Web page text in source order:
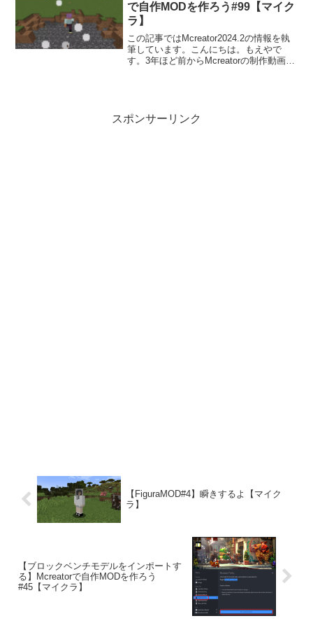
で自作MODを作ろう#99【マイク
ラ】
この記事ではMcreator2024.2の情報を執
筆しています。こんにちは。もえやで
す。3年ほど前からMcreatorの制作動画を
スポンサーリンク
【FiguraMOD#4】瞬きするよ【マイク
ラ】
【ブロックベンチモデルをインポートす
る】Mcreatorで自作MODを作ろう
#45【マイクラ】